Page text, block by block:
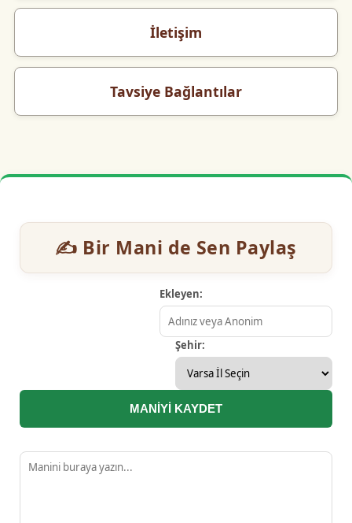
İletişim
Tavsiye Bağlantılar
✍️ Bir Mani de Sen Paylaş
Ekleyen:
Şehir:
MANİYİ KAYDET